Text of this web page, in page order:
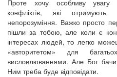
Проте хочу особливу увагу
конфліктів, які
непорозуміння. Важко просто
пішли за тобою, але коли є
інтересах людей, то легко
«авторитетом» для
висловлюваннями. Але Бог
Ним треба буде відповідати.